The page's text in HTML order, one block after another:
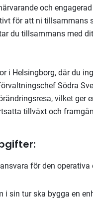
och
för att ni tillsammans
du tillsammans med
i Helsingborg, där du
Södra
vilket ger
tillväxt och
för den
i sin tur ska bygga en